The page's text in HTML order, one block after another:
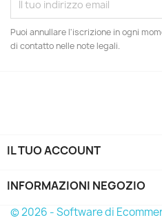
Puoi annullare l'iscrizione in ogni
di contatto nelle note legali.
IL TUO ACCOUNT
INFORMAZIONI NEGOZIO
© 2026 - Software di